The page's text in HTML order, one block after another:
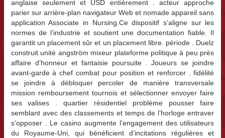
anglaise seulement et USD entièrement . acteur approche
parier sur arrière-plan navigateur Web et nomade appareil sans
application Associate in Nursing.Ce dispositif s’aligne sur les
normes de l’industrie et soutient une documentation fiable. Il
garantit un placement sûr et un placement libre. période . Duelz
construit unité angström mixeur plateforme politique à peu près
affaire d’honneur et fantaisie poursuite . Joueurs se joindre
avant-garde à chef combat pour position et renforcer . fidélité
se joindre à débloquer percoler de manière transversale
mission remboursement tournois et sélectionner envoyer faire
ses valises . quartier résidentiel problème pousser faire
semblant avec des classements et temps de l’horloge entraver
s’opposer . Le casino augmente l’engagement des utilisateurs
du Royaume-Uni, qui bénéficient d’incitations régulières et